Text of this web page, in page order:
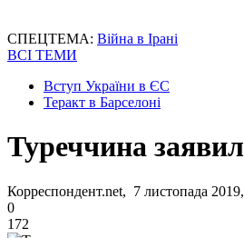
СПЕЦТЕМА: Війна в Ірані
ВСІ ТЕМИ
Вступ України в ЄС
Теракт в Барселоні
Туреччина
Корреспондент.net, 7 листопада
0
172